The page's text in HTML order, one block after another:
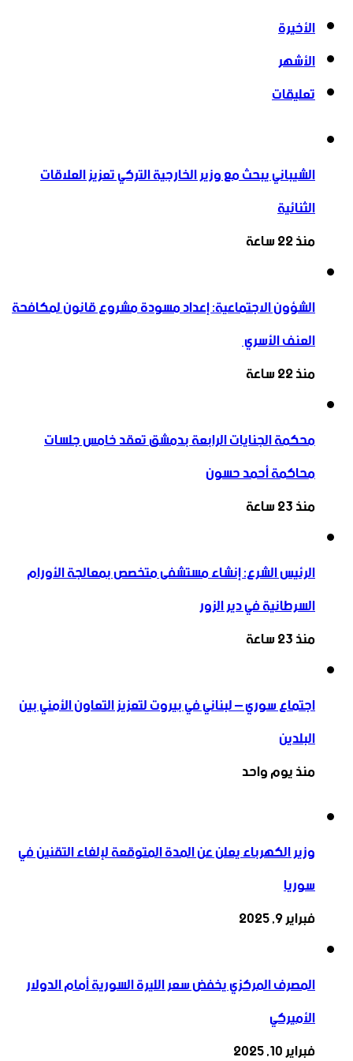
الأخيرة
الأشهر
تعليقات
الشيباني يبحث مع وزير الخارجية التركي تعزيز العلاقات
الثنائية
منذ 22 ساعة
الشؤون الاجتماعية: إعداد مسودة مشروع قانون لمكافحة
العنف الأسري ‏
منذ 22 ساعة
محكمة الجنايات الرابعة بدمشق تعقد خامس جلسات
محاكمة أحمد حسون
منذ 23 ساعة
الرئيس الشرع: إنشاء ‌‏مستشفى متخصص بمعالجة الأورام
السرطانية في دير الزور
منذ 23 ساعة
اجتماع سوري – لبناني في بيروت لتعزيز التعاون ‏الأمني ‏بين
البلدين
منذ يوم واحد
وزير الكهرباء يعلن عن المدة المتوقعة لإلغاء التقنين في
سوريا
فبراير 9, 2025
المصرف المركزي يخفض سعر الليرة السورية أمام الدولار
الأميركي
فبراير 10, 2025